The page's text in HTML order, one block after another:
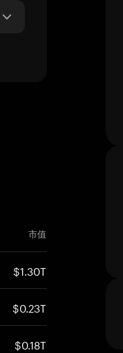
市值
$1.30T
$0.23T
$0.18T